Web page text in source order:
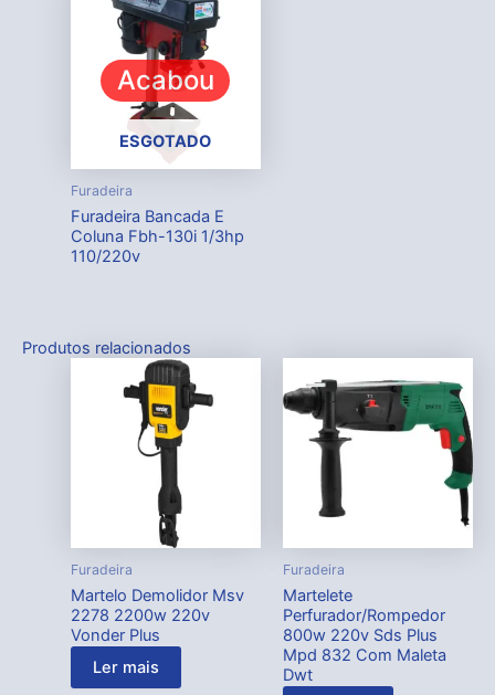
Acabou
ESGOTADO
Furadeira
Furadeira Bancada E
Coluna Fbh-130i 1/3hp
110/220v
Produtos relacionados
Furadeira
Martelo Demolidor Msv
2278 2200w 220v
Vonder Plus
Ler mais
Furadeira
Martelete
Perfurador/Rompedor
800w 220v Sds Plus
Mpd 832 Com Maleta
Dwt